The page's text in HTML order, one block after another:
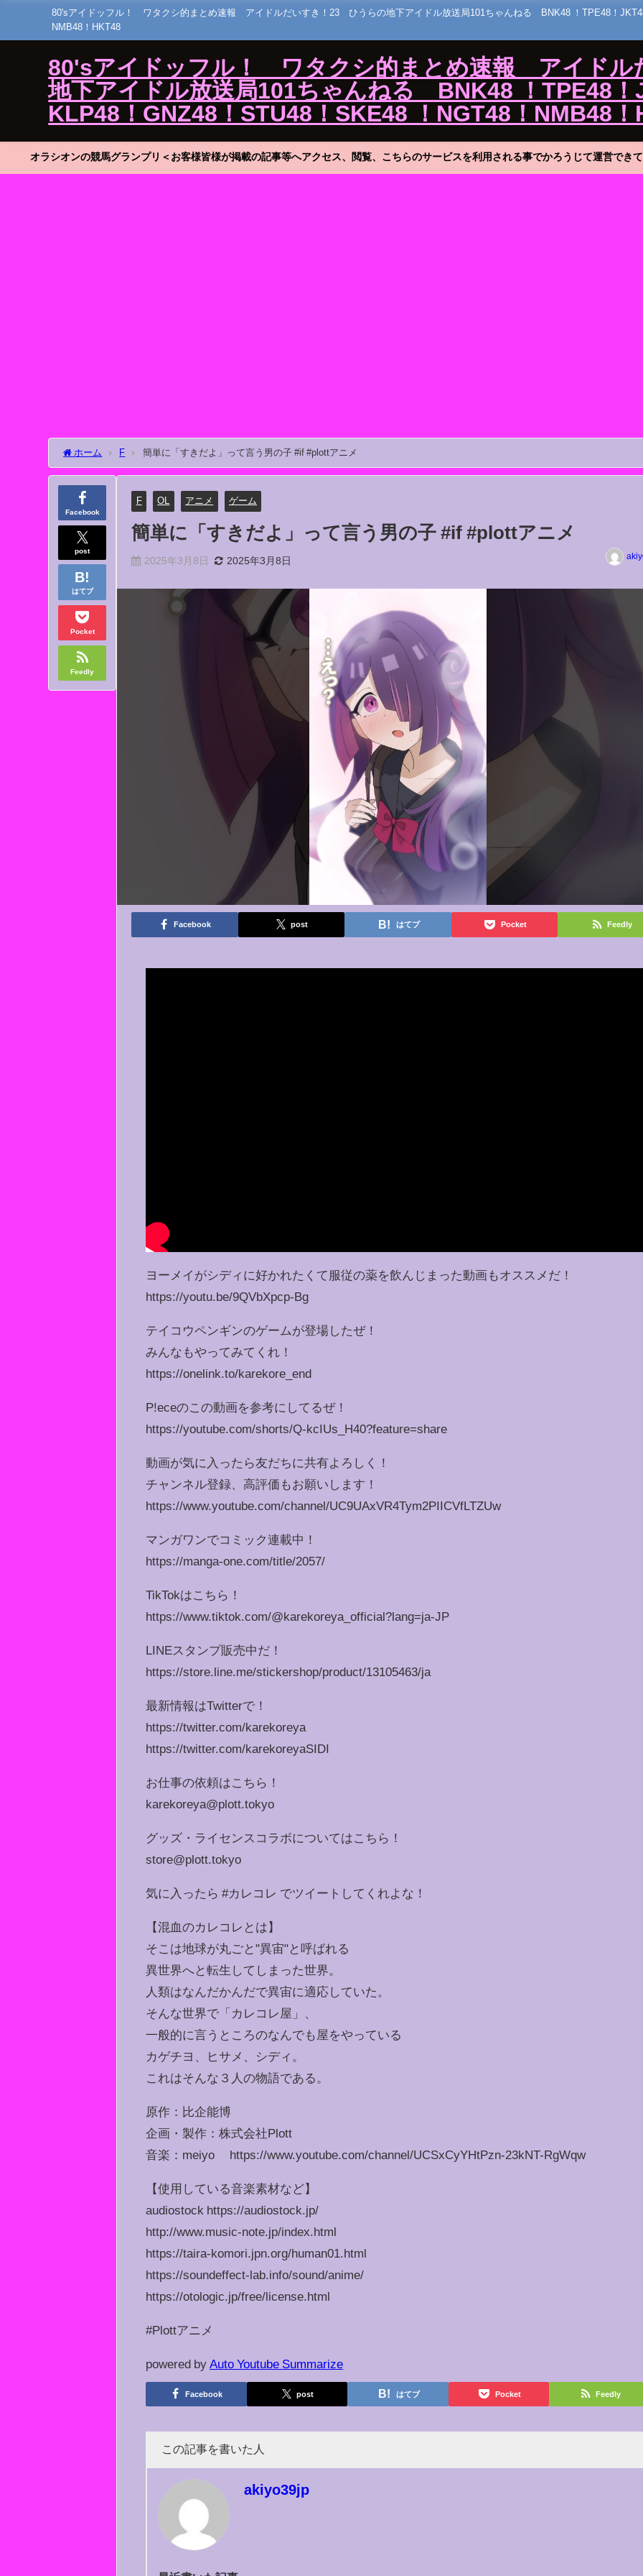
80'sアイドッフル！ ワタクシ的まとめ速報 アイドルだいすき！23 ひうらの地下アイドル放送局101ちゃんねる BNK48 ！TPE48！JKT48
NMB48！HKT48
80'sアイドッフル！ ワタクシ的まとめ速報 アイド
地下アイドル放送局101ちゃんねる BNK48 ！TPE48！
KLP48！GNZ48！STU48！SKE48 ！NGT48！NMB48！
オラシオンの競馬グランプリ＜お客様皆様が掲載の記事等へアクセス、閲覧、こちらのサービスを利用される事でかろうじて運営でき
ホーム F 簡単に「すきだよ」って言う男の子 #if #plottアニメ
Facebook
post
はてブ
Pocket
Feedly
F OL アニメ ゲーム
簡単に「すきだよ」って言う男の子 #if #plottアニメ
2025年3月8日 2025年3月8日
Facebook post はてブ Pocket Feedly
ヨーメイがシディに好かれたくて服従の薬を飲んじまった動画もオススメだ！
https://youtu.be/9QVbXpcp-Bg
テイコウペンギンのゲームが登場したぜ！
みんなもやってみてくれ！
https://onelink.to/karekore_end
P!eceのこの動画を参考にしてるぜ！
https://youtube.com/shorts/Q-kcIUs_H40?feature=share
動画が気に入ったら友だちに共有よろしく！
チャンネル登録、高評価もお願いします！
https://www.youtube.com/channel/UC9UAxVR4Tym2PIICVfLTZUw
マンガワンでコミック連載中！
https://manga-one.com/title/2057/
TikTokはこちら！
https://www.tiktok.com/@karekoreya_official?lang=ja-JP
LINEスタンプ販売中だ！
https://store.line.me/stickershop/product/13105463/ja
最新情報はTwitterで！
https://twitter.com/karekoreya
https://twitter.com/karekoreyaSIDI
お仕事の依頼はこちら！
karekoreya@plott.tokyo
グッズ・ライセンスコラボについてはこちら！
store@plott.tokyo
気に入ったら #カレコレ でツイートしてくれよな！
【混血のカレコレとは】
そこは地球が丸ごと"異宙"と呼ばれる
異世界へと転生してしまった世界。
人類はなんだかんだで異宙に適応していた。
そんな世界で「カレコレ屋」、
一般的に言うところのなんでも屋をやっている
カゲチヨ、ヒサメ、シディ。
これはそんな３人の物語である。
原作：比企能博
企画・製作：株式会社Plott
音楽：meiyo https://www.youtube.com/channel/UCSxCyYHtPzn-23kNT-RgWqw
【使用している音楽素材など】
audiostock https://audiostock.jp/
http://www.music-note.jp/index.html
https://taira-komori.jpn.org/human01.html
https://soundeffect-lab.info/sound/anime/
https://otologic.jp/free/license.html
#Plottアニメ
powered by Auto Youtube Summarize
Facebook post はてブ Pocket Feedly
この記事を書いた人
akiyo39jp